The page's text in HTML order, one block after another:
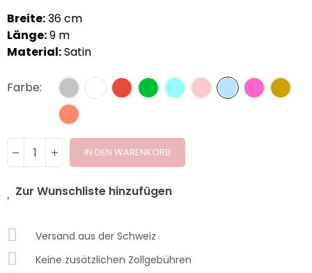
Breite:36 cm
Länge:9 m
Material:Satin
Farbe
IN DEN WARENKORB
Zur Wunschliste hinzufügen
Versand aus der Schweiz
Keine zusätzlichen Zollgebühren